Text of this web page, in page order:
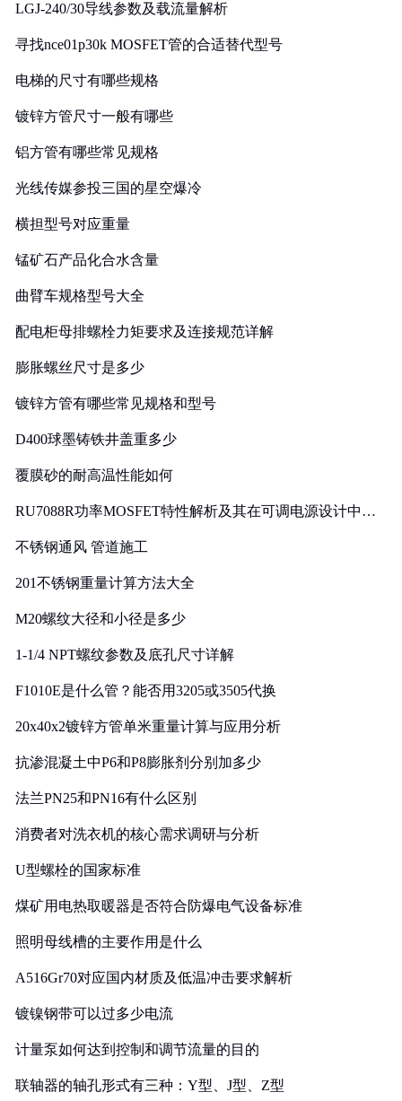
LGJ-240/30导线参数及载流量解析
寻找nce01p30k MOSFET管的合适替代型号
电梯的尺寸有哪些规格
镀锌方管尺寸一般有哪些
铝方管有哪些常见规格
光线传媒参投三国的星空爆冷
横担型号对应重量
锰矿石产品化合水含量
曲臂车规格型号大全
配电柜母排螺栓力矩要求及连接规范详解
膨胀螺丝尺寸是多少
镀锌方管有哪些常见规格和型号
D400球墨铸铁井盖重多少
覆膜砂的耐高温性能如何
RU7088R功率MOSFET特性解析及其在可调电源设计中的
不锈钢通风 管道施工
201不锈钢重量计算方法大全
M20螺纹大径和小径是多少
1-1/4 NPT螺纹参数及底孔尺寸详解
F1010E是什么管？能否用3205或3505代换
20x40x2镀锌方管单米重量计算与应用分析
抗渗混凝土中P6和P8膨胀剂分别加多少
法兰PN25和PN16有什么区别
消费者对洗衣机的核心需求调研与分析
U型螺栓的国家标准
煤矿用电热取暖器是否符合防爆电气设备标准
照明母线槽的主要作用是什么
A516Gr70对应国内材质及低温冲击要求解析
镀镍钢带可以过多少电流
计量泵如何达到控制和调节流量的目的
联轴器的轴孔形式有三种：Y型、J型、Z型